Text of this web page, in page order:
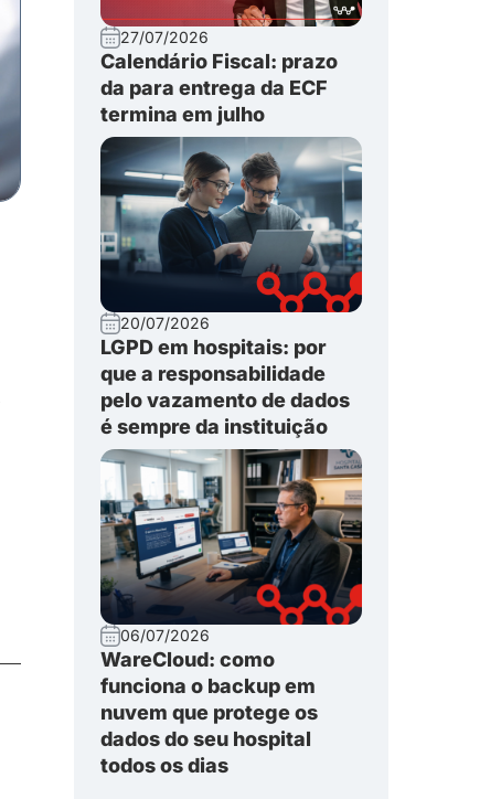
27/07/2026
Calendário Fiscal: prazo
da para entrega da ECF
termina em julho
20/07/2026
LGPD em hospitais: por
que a responsabilidade
pelo vazamento de dados
é sempre da instituição
06/07/2026
WareCloud: como
funciona o backup em
nuvem que protege os
dados do seu hospital
todos os dias